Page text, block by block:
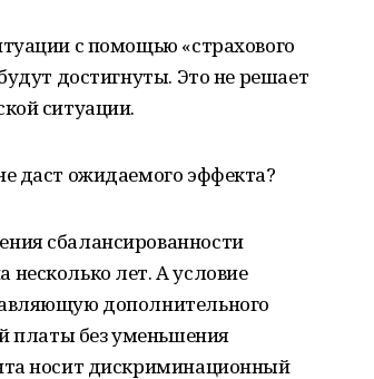
с помощью «страхового
достигнуты. Это не решает
ситуации.
даст ожидаемого эффекта?
сбалансированности
лет. А условие
дополнительного
платы без уменьшения
носит дискриминационный